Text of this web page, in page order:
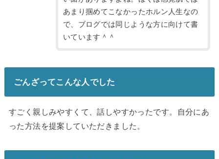
あまり掴めてこなかったホルン人生なの
で、ブログでは同じような方に向けて書
いています＾＾
ごんざってこんな人でした
すごく親しみやすくて、話しやすかったです。自分にあ
った方法を提案していただきました。